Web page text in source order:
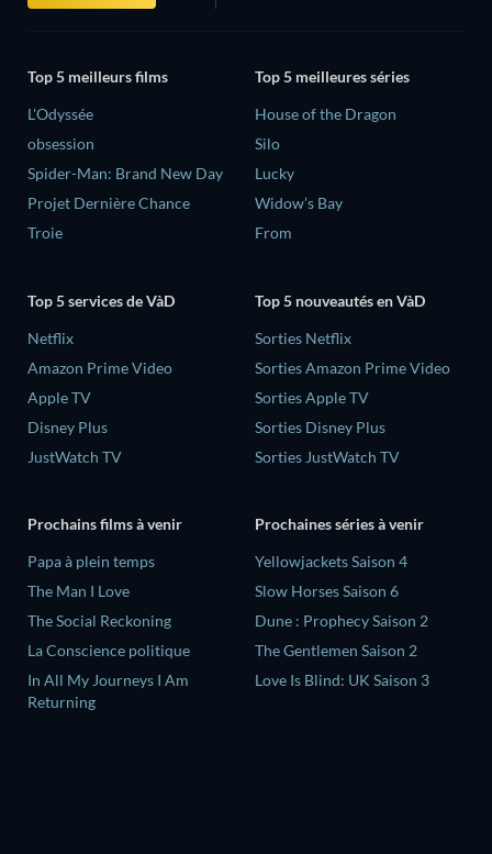
Top 5 meilleurs films
L'Odyssée
obsession
Spider-Man: Brand New Day
Projet Dernière Chance
Troie
Top 5 meilleures séries
House of the Dragon
Silo
Lucky
Widow’s Bay
From
Top 5 services de VàD
Netflix
Amazon Prime Video
Apple TV
Disney Plus
JustWatch TV
Top 5 nouveautés en VàD
Sorties Netflix
Sorties Amazon Prime Video
Sorties Apple TV
Sorties Disney Plus
Sorties JustWatch TV
Prochains films à venir
‎Papa à plein temps
The Man I Love
The Social Reckoning
La Conscience politique
In All My Journeys I Am
Returning
Prochaines séries à venir
Yellowjackets Saison 4
Slow Horses Saison 6
Dune : Prophecy Saison 2
The Gentlemen Saison 2
Love Is Blind: UK Saison 3